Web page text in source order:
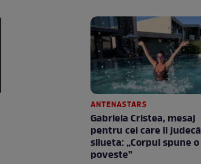
ANTENASTARS
Gabriela Cristea, mesaj
pentru cei care îi judecă
silueta: „Corpul spune o
poveste”